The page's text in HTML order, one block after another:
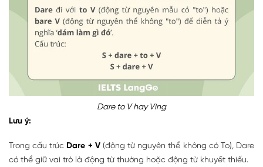
Dare to V hay Ving
Lưu ý:
Trong cấu trúc Dare + V(động từ nguyên thể không có To), Dare
có thể giữ vai trò là động từ thường hoặc động từ khuyết thiếu.